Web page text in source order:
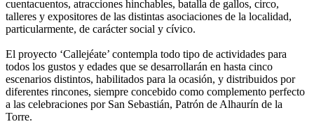
cuentacuentos, atracciones hinchables, batalla de gallos, circo,
talleres y expositores de las distintas asociaciones de la localidad,
particularmente, de carácter social y cívico.
El proyecto ‘Callejéate’ contempla todo tipo de actividades para
todos los gustos y edades que se desarrollarán en hasta cinco
escenarios distintos, habilitados para la ocasión, y distribuidos por
diferentes rincones, siempre concebido como complemento perfecto
a las celebraciones por San Sebastián, Patrón de Alhaurín de la
Torre.